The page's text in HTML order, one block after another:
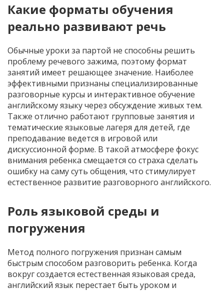
Какие форматы обучения
реально развивают речь
Обычные уроки за партой не способны решить
проблему речевого зажима, поэтому формат
занятий имеет решающее значение. Наиболее
эффективными признаны специализированные
разговорные курсы и интерактивное обучение
английскому языку через обсуждение живых тем.
Также отлично работают групповые занятия и
тематические языковые лагеря для детей, где
преподавание ведется в игровой или
дискуссионной форме. В такой атмосфере фокус
внимания ребенка смещается со страха сделать
ошибку на саму суть общения, что стимулирует
естественное развитие разговорного английского.
Роль языковой среды и
погружения
Метод полного погружения признан самым
быстрым способом разговорить ребенка. Когда
вокруг создается естественная языковая среда,
английский язык перестает быть уроком и